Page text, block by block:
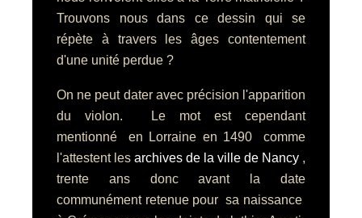
Trouvons nous dans ce dessin qui se
répète à travers les âges contentement
d'une unité perdue ?
On ne peut dater avec précision l'apparition
du violon. Le mot est cependant
mentionné en Lorraine en 1490 comme
l'attestent les archives de la ville de Nancy ,
trente ans donc avant la date
communément retenue pour sa naissance